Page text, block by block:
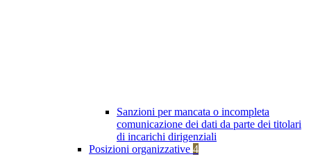
Sanzioni per mancata o incompleta
comunicazione dei dati da parte dei titolari
di incarichi dirigenziali
Posizioni organizzative 4